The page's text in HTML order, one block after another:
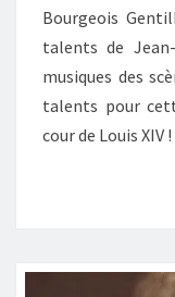
Bourgeois
talents de
musiques des
talents pour
cour de Louis XIV !